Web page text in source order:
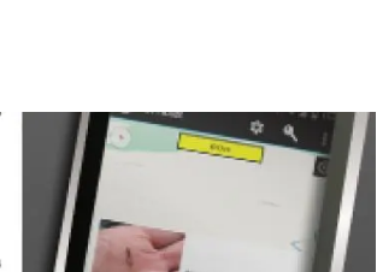
donde crecer
de carrera
y actividades internas
formación